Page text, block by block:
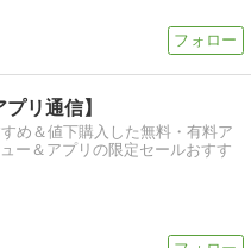
リ通信】
め＆値下購入した無料・有料ア
ー＆アプリの限定セールおすす